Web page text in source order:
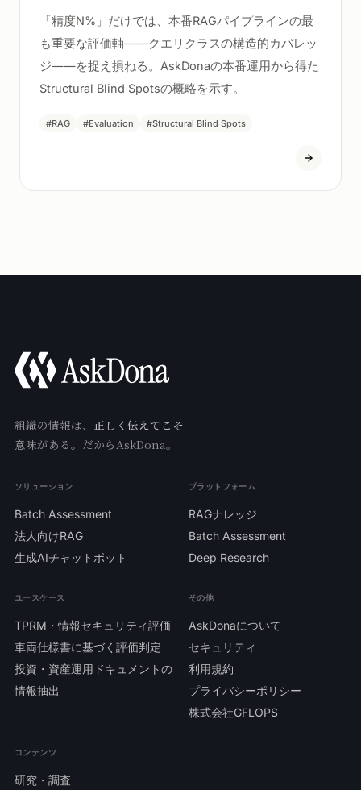
「精度N%」だけでは、本番RAGパイプラインの最
も重要な評価軸——クエリクラスの構造的カバレッ
ジ——を捉え損ねる。AskDonaの本番運用から得た
Structural Blind Spotsの概略を示す。
#RAG #Evaluation #Structural Blind Spots
組織の情報は、 正しく伝えてこそ
意味がある。だからAskDona。
ソリューション
Batch Assessment
法人向けRAG
生成AIチャットボット
プラットフォーム
RAGナレッジ
Batch Assessment
Deep Research
ユースケース
TPRM・情報セキュリティ評価
車両仕様書に基づく評価判定
投資・資産運用ドキュメントの
情報抽出
その他
AskDonaについて
セキュリティ
利用規約
プライバシーポリシー
株式会社GFLOPS
コンテンツ
研究・調査